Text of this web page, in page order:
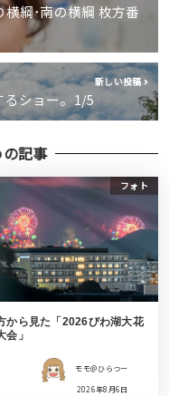
綱･南の横綱 枚方番
新しい投稿
るショー。1/5
記事
フォト
から見た「2026びわ湖大花
会」
モモ＠ひらつー
2026年8月6日